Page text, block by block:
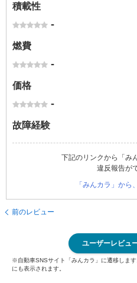
積載性
-
燃費
-
価格
-
故障経験
下記のリンクから「み
違反報告が
「みんカラ」から
前のレビュー
ユーザーレビュ
※自動車SNSサイト「みんカラ」に遷移しま
にも表示されます。